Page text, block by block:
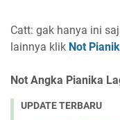
Catt: gak hanya ini
lainnya klik Not
Not Angka Pianika
UPDATE TERBARU